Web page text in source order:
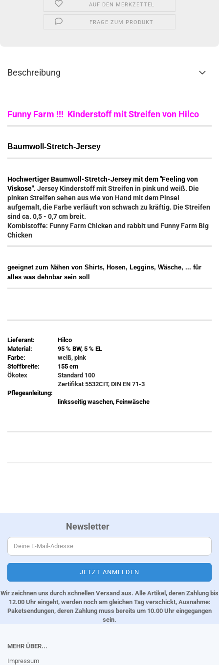
AUF DEN MERKZETTEL
FRAGE ZUM PRODUKT
Beschreibung
Funny Farm !!! Kinderstoff mit Streifen von Hilco
Baumwoll-Stretch-Jersey
Hochwertiger Baumwoll-Stretch-Jersey mit dem "Feeling von
Viskose". Jersey Kinderstoff mit Streifen in pink und weiß. Die
pinken Streifen sehen aus wie von Hand mit dem Pinsel
aufgemalt, die Farbe verläuft von schwach zu kräftig. Die Streifen
sind ca. 0,5 - 0,7 cm breit.
Kombistoffe: Funny Farm Chicken and rabbit und Funny Farm Big
Chicken
geeignet zum Nähen von Shirts, Hosen, Leggins, Wäsche, ... für
alles was dehnbar sein soll
Lieferant:
Hilco
Material:
95 % BW, 5 % EL
Farbe:
weiß, pink
Stoffbreite:
155 cm
Ökotex
Standard 100
Zertifikat 5532CIT, DIN EN 71-3
Pflegeanleitung:
linksseitig waschen, Feinwäsche
Newsletter
Wir zeichnen uns durch schnellen Versand aus. Alle Artikel, deren Zahlung bis
12.00 Uhr eingeht, werden noch am gleichen Tag verschickt, Ausnahme:
Paketsendungen, deren Zahlung muss bereits um 10.00 Uhr eingegangen
sein.
MEHR ÜBER...
Impressum